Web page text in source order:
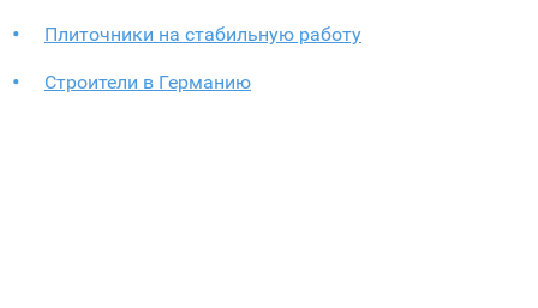
Плиточники на стабильную работу
Строители в Германию